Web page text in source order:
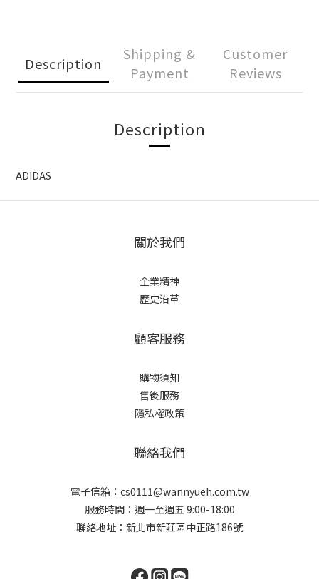
Description
Shipping &
Payment
Customer
Reviews
Description
ADIDAS
關於我們
企業精神
歷史沿革
顧客服務
購物須知
售後服務
隱私權政策
聯絡我們
電子信箱：cs0111@wannyueh.com.tw
服務時間：週一至週五 9:00-18:00
聯絡地址：新北市新莊區中正路186號